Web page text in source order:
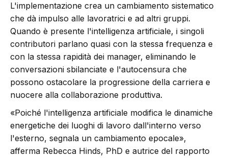
L'implementazione crea un cambiamento sistematico
che dà impulso alle lavoratrici e ad altri gruppi.
Quando è presente l'intelligenza artificiale, i singoli
contributori parlano quasi con la stessa frequenza e
con la stessa rapidità dei manager, eliminando le
conversazioni sbilanciate e l'autocensura che
possono ostacolare la progressione della carriera e
nuocere alla collaborazione produttiva.
«Poiché l'intelligenza artificiale modifica le dinamiche
energetiche dei luoghi di lavoro dall'interno verso
l'esterno, segnala un cambiamento epocale»,
afferma Rebecca Hinds, PhD e autrice del rapporto